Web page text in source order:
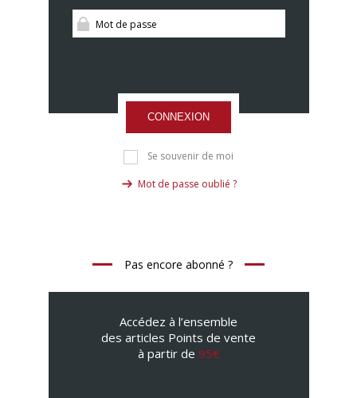
CONNEXION
Se souvenir de moi
Mot de passe oublié ?
Pas encore abonné ?
Accédez à l’ensemble
des articles Points de vente
à partir de 95€